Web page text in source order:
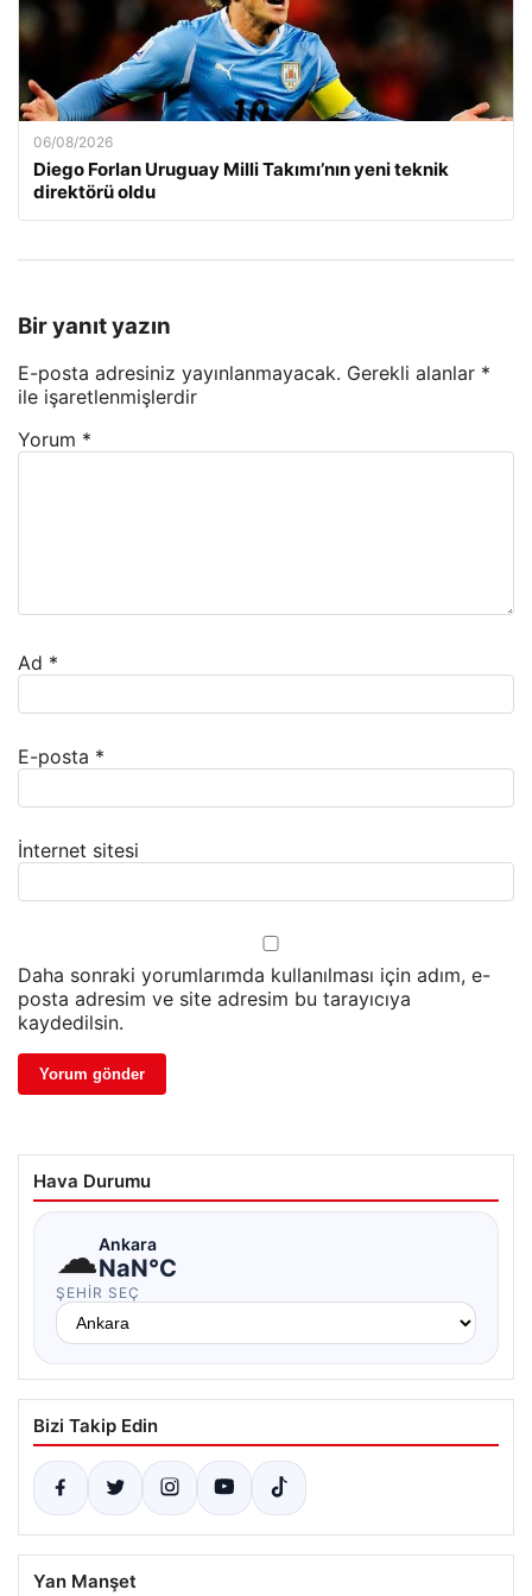
06/08/2026
Diego Forlan Uruguay Milli Takımı’nın yeni teknik
direktörü oldu
Bir yanıt yazın
E-posta adresiniz yayınlanmayacak. Gerekli alanlar *
ile işaretlenmişlerdir
Yorum *
Ad *
E-posta *
İnternet sitesi
Daha sonraki yorumlarımda kullanılması için adım, e-
posta adresim ve site adresim bu tarayıcıya
kaydedilsin.
Hava Durumu
☁Ankara
NaN°C
ŞEHIR SEÇ
Bizi Takip Edin
Yan Manşet